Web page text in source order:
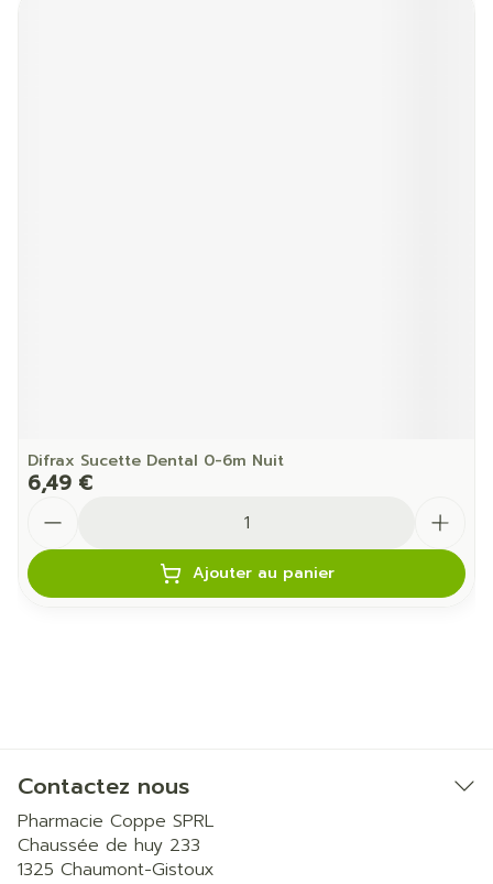
Difrax Sucette Dental 0-6m Nuit
6,49 €
Ajouter au panier
Contactez nous
Pharmacie Coppe SPRL
Chaussée de huy 233
1325 Chaumont-Gistoux